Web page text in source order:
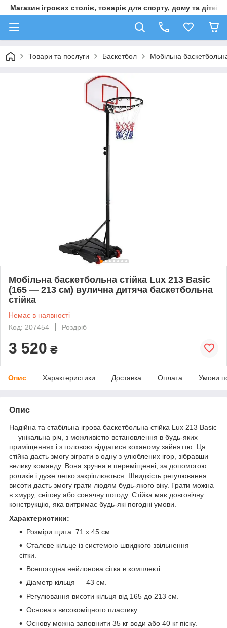
Магазин ігрових столів, товарів для спорту, дому та дітей
Товари та послуги Баскетбол Мобільна
Мобільна баскетбольна стійка Lux 213 Basic
(165 — 213 см) вулична дитяча баскетбольна
стійка
Немає в наявності
Код: 207454
Роздріб
3 520 ₴
Опис Характеристики Доставка Оплата Умови
Опис
Надійна та стабільна ігрова баскетбольна стійка Lux 213 Basic
— унікальна річ, з можливістю встановлення в будь-яких
приміщеннях і з головою віддатися коханому зайняттю. Ця
стійка дасть змогу зіграти в одну з улюблених ігор, зібравши
велику команду. Вона зручна в переміщенні, за допомогою
роликів і дуже легко закріплюється. Швидкість регулювання
висоти дасть змогу грати людям будь-якого віку. Грати можна
в хмуру, снігову або сонячну погоду. Стійка має довговічну
конструкцію, яка витримає будь-які погодні умови.
Характеристики:
Розміри щита: 71 х 45 см.
Сталеве кільце із системою швидкого звільнення
сітки.
Всепогодна нейлонова сітка в комплекті.
Діаметр кільця — 43 см.
Регулювання висоти кільця від 165 до 213 см.
Основа з високоміцного пластику.
Основу можна заповнити 35 кг води або 40 кг піску.